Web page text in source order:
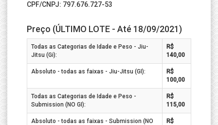
CPF/CNPJ: 797.676.727-53
Preço (ÚLTIMO LOTE - Até 18/09/2021)
Todas as Categorias de Idade e Peso - Jiu-
Jitsu (Gi):
R$
140,00
Absoluto - todas as faixas - Jiu-Jitsu (GI):
R$
100,00
Todas as Categorias de Idade e Peso -
Submission (NO GI):
R$
115,00
Absoluto - todas as faixas - Submission (NO
R$